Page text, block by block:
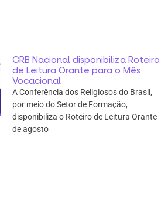
CRB Nacional disponibiliza Roteiro
de Leitura Orante para o Mês
Vocacional
A Conferência dos Religiosos do Brasil,
por meio do Setor de Formação,
disponibiliza o Roteiro de Leitura Orante
de agosto